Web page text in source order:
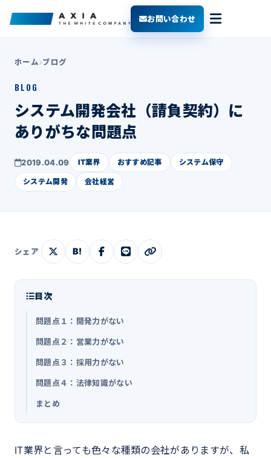
お問い合わせ
ホーム ブログ
BLOG
システム開発会社（請負契約）に
ありがちな問題点
2019.04.09 IT業界 おすすめ記事 システム保守
システム開発 会社経営
シェア B!
目次
問題点１：開発力がない
問題点２：営業力がない
問題点３：採用力がない
問題点４：法律知識がない
まとめ
IT業界と言っても色々な種類の会社がありますが、私